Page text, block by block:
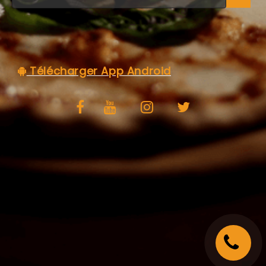
C.G.V
Télécharger App Android